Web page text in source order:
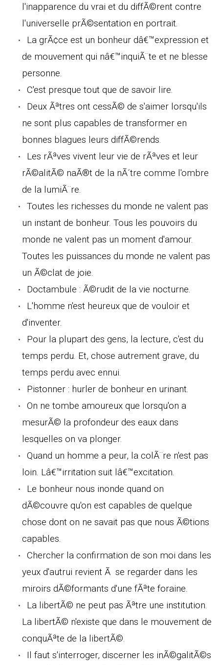
l'inapparence du vrai et du diffÃ©rent contre
l'universelle prÃ©sentation en portrait.
La grÃ¢ce est un bonheur dâ€™expression et
de mouvement qui nâ€™inquiÃ¨te et ne blesse
personne.
C'est presque tout que de savoir lire.
Deux Ãªtres ont cessÃ© de s'aimer lorsqu'ils
ne sont plus capables de transformer en
bonnes blagues leurs diffÃ©rends.
Les rÃªves vivent leur vie de rÃªves et leur
rÃ©alitÃ© naÃ®t de la nÃ´tre comme l'ombre
de la lumiÃ¨re.
Toutes les richesses du monde ne valent pas
un instant de bonheur. Tous les pouvoirs du
monde ne valent pas un moment d'amour.
Toutes les puissances du monde ne valent pas
un Ã©clat de joie.
Doctambule : Ã©rudit de la vie nocturne.
L'homme n'est heureux que de vouloir et
d'inventer.
Pour la plupart des gens, la lecture, c'est du
temps perdu. Et, chose autrement grave, du
temps perdu avec ennui.
Pistonner : hurler de bonheur en urinant.
On ne tombe amoureux que lorsqu'on a
mesurÃ© la profondeur des eaux dans
lesquelles on va plonger.
Quand un homme a peur, la colÃ¨re n'est pas
loin. Lâ€™irritation suit lâ€™excitation.
Le bonheur nous inonde quand on
dÃ©couvre qu'on est capables de quelque
chose dont on ne savait pas que nous Ã©tions
capables.
Chercher la confirmation de son moi dans les
yeux d'autrui revient Ã se regarder dans les
miroirs dÃ©formants d'une fÃªte foraine.
La libertÃ© ne peut pas Ãªtre une institution.
La libertÃ© n'existe que dans le mouvement de
conquÃªte de la libertÃ©.
Il faut s'interroger, discerner les inÃ©galitÃ©s